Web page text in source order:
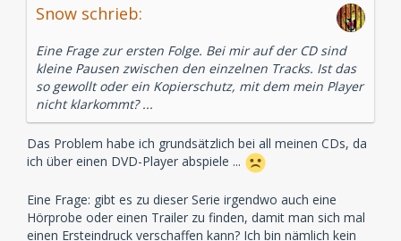
Snow schrieb:
Eine Frage zur ersten Folge. Bei mir auf der CD sind
kleine Pausen zwischen den einzelnen Tracks. Ist das
so gewollt oder ein Kopierschutz, mit dem mein Player
nicht klarkommt? ...
Das Problem habe ich grundsätzlich bei all meinen CDs, da
ich über einen DVD-Player abspiele ...
Eine Frage: gibt es zu dieser Serie irgendwo auch eine
Hörprobe oder einen Trailer zu finden, damit man sich mal
einen Ersteindruck verschaffen kann? Ich bin nämlich kein